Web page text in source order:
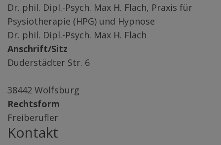
Dr. phil. Dipl.-Psych. Max H. Flach, Praxis für
Psysiotherapie (HPG) und Hypnose
Dr. phil. Dipl.-Psych. Max H. Flach
Anschrift/Sitz
Duderstädter Str. 6
38442 Wolfsburg
Rechtsform
Freiberufler
Kontakt